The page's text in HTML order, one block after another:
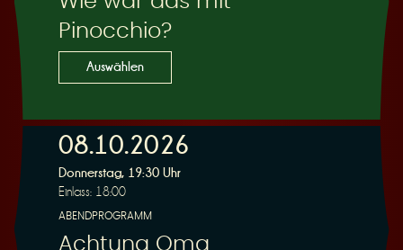
r
u
Pinocchio?
Auswählen
08.10.2026
Donnerstag, 19:30 Uhr
Einlass: 18:00
ABENDPROGRAMM
Achtung Oma